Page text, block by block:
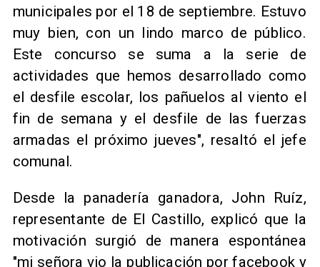
municipales por el 18 de septiembre. Estuvo
muy bien, con un lindo marco de público.
Este concurso se suma a la serie de
actividades que hemos desarrollado como
el desfile escolar, los pañuelos al viento el
fin de semana y el desfile de las fuerzas
armadas el próximo jueves", resaltó el jefe
comunal.
​Desde la panadería ganadora, John Ruíz,
representante de El Castillo, explicó que la
motivación surgió de manera espontánea
"mi señora vio la publicación por facebook y